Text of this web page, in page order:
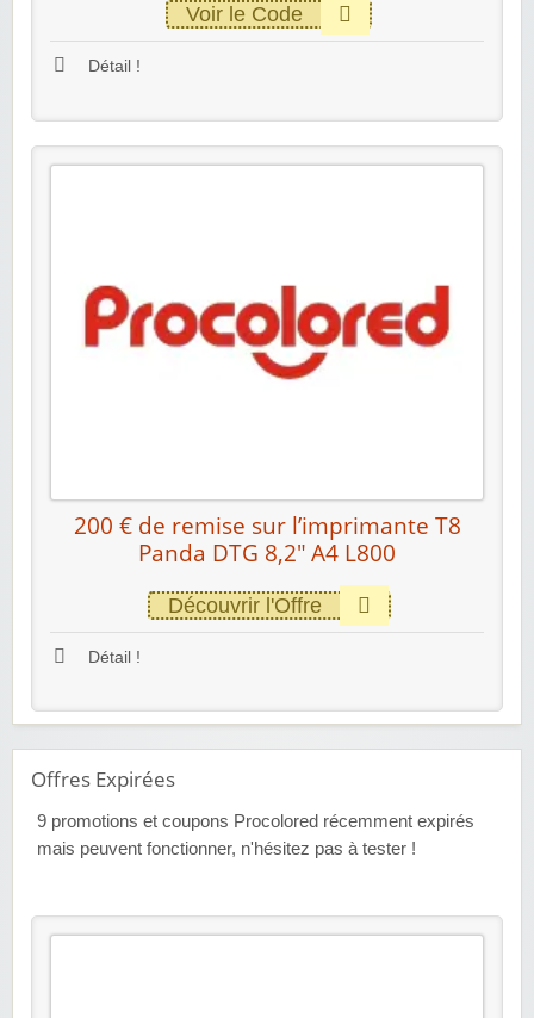
Voir le Code
Détail !
200 € de remise sur l’imprimante T8
Panda DTG 8,2″ A4 L800
Découvrir l'Offre
Détail !
Offres Expirées
9 promotions et coupons Procolored récemment expirés
mais peuvent fonctionner, n'hésitez pas à tester !